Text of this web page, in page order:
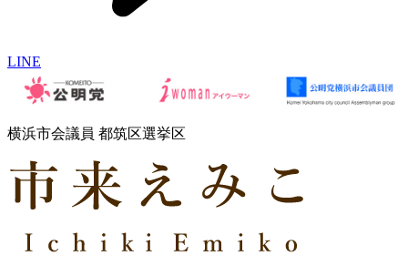
LINE
横浜市会議員 都筑区選挙区